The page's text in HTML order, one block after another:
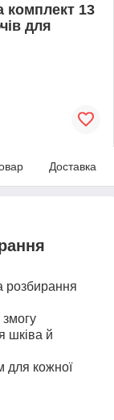
комплект 13
для
Доставка
розбирання
шківа й
для кожної